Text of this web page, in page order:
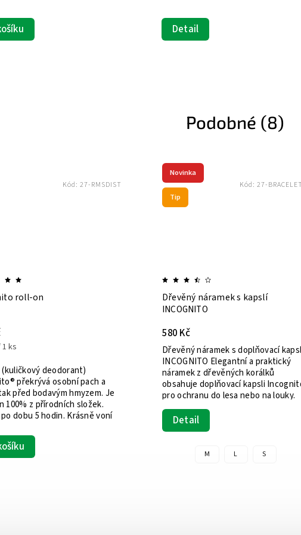
Podobné (8)
roll-on
1 ks
(kuličkový deodorant)
překrývá osobní pach a
před bodavým hmyzem. Je
100% z přírodních složek.
dobu 5 hodin. Krásně voní
Kód: 27-RMSDIST
Novinka
Tip
Dřevěný náramek s kapslí
INCOGNITO
580 Kč
Detail
Dřevěný náramek s doplňovací
INCOGNITO Elegantní a praktický
náramek z dřevěných korálků
obsahuje doplňovací kapsli
pro ochranu do lesa nebo na louky.
Ideální...
M L S
Kód: 27-